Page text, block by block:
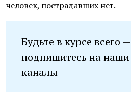
человек, пострадавших нет.
Будьте в курсе всего —
подпишитесь на наши
каналы